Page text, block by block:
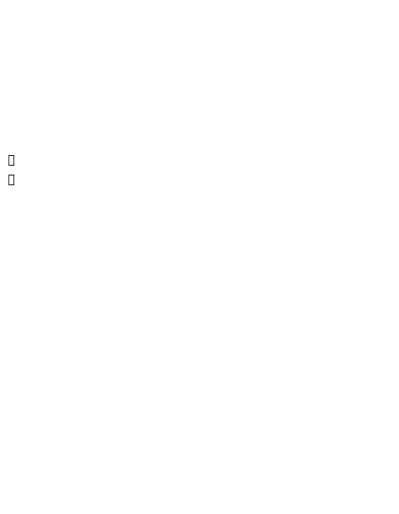

